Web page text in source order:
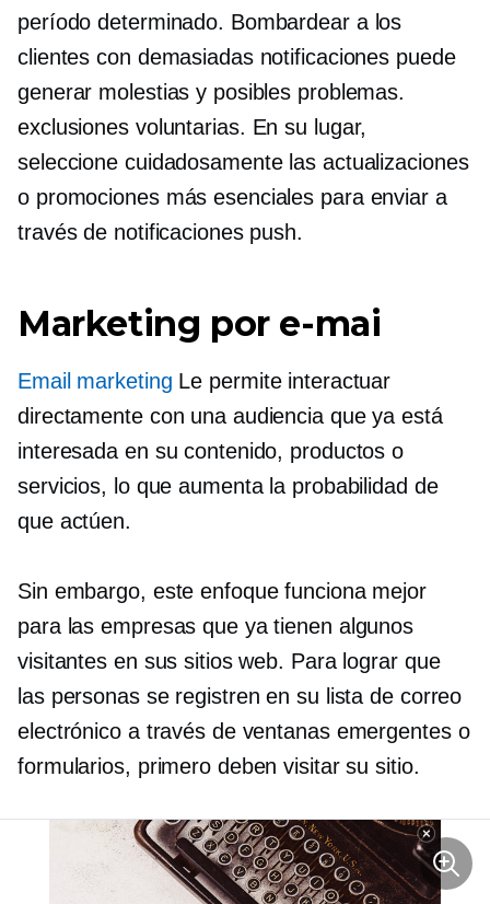
período determinado. Bombardear a los
clientes con demasiadas notificaciones puede
generar molestias y posibles problemas.
exclusiones voluntarias. En su lugar,
seleccione cuidadosamente las actualizaciones
o promociones más esenciales para enviar a
través de notificaciones push.
Marketing por e-mai
Email marketing Le permite interactuar
directamente con una audiencia que ya está
interesada en su contenido, productos o
servicios, lo que aumenta la probabilidad de
que actúen.
Sin embargo, este enfoque funciona mejor
para las empresas que ya tienen algunos
visitantes en sus sitios web. Para lograr que
las personas se registren en su lista de correo
electrónico a través de ventanas emergentes o
formularios, primero deben visitar su sitio.